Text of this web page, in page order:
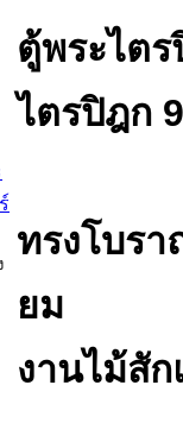
ตู้พระไต
ไตรปิฎก
ทรงโบร
ยม
งานไม้สั